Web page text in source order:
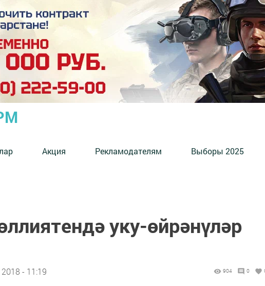
Акция Рекламодателям Выборы 2025
уку-өйрәнүләр
- 11:19 904 0